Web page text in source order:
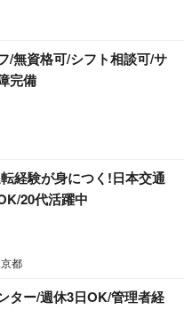
/無資格可/シフト相談可/サ
完備
経験が身につく!日本交通
20代活躍中
都
ター/週休3日OK/管理者経